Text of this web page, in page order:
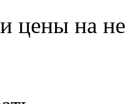
цены на